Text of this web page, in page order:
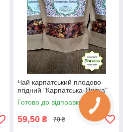
Чай карпатський плодово-
ягідний "Карпатська-Ягідка"
Готово до відправки
59,50 ₴ 70 ₴